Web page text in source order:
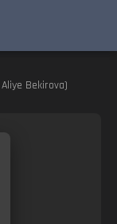
Bekirova)